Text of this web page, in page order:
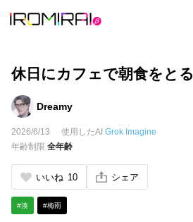
休日にカフェで朝食をとる
Dreamy
2026/6/13 使用したAI Grok Imagine
年齢制限 全年齢
いいね 10 シェア
#湊 #梅雨